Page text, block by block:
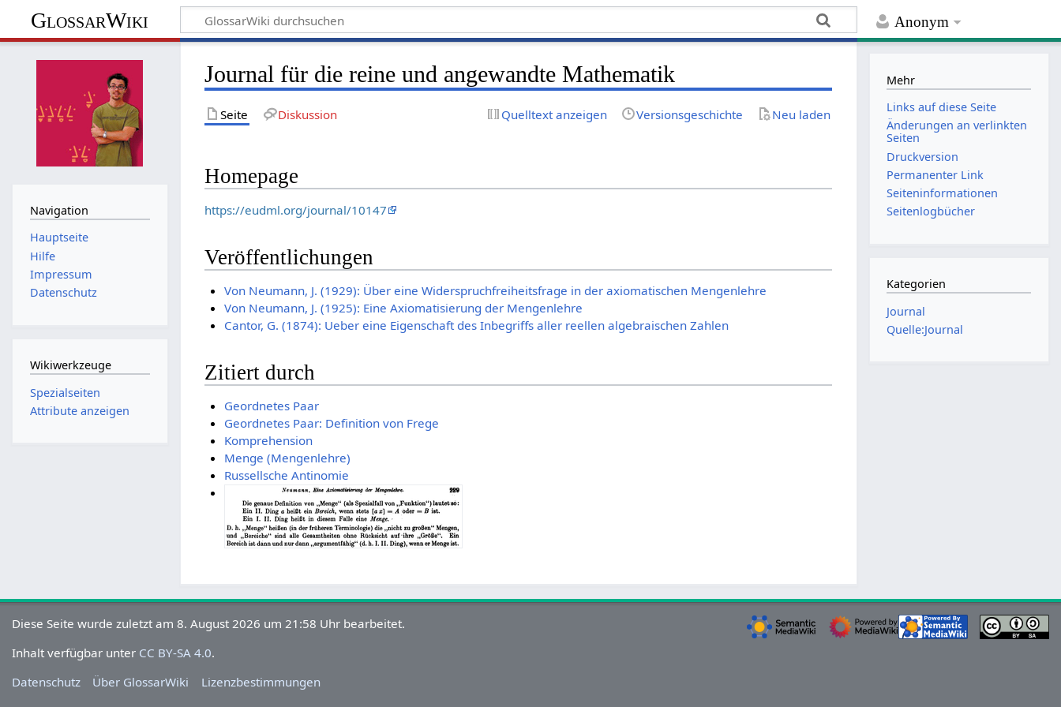
Anonym
GlossarWiki
Journal für die reine und angewandte Mathematik
Seite Diskussion Quelltext anzeigen Versionsgeschichte Neu laden
Homepage
https://eudml.org/journal/10147
Veröffentlichungen
Von Neumann, J. (1929): Über eine Widerspruchfreiheitsfrage in der axiomatischen Mengenlehre
Von Neumann, J. (1925): Eine Axiomatisierung der Mengenlehre
Cantor, G. (1874): Ueber eine Eigenschaft des Inbegriffs aller reellen algebraischen Zahlen
Zitiert durch
Geordnetes Paar
Geordnetes Paar: Definition von Frege
Komprehension
Menge (Mengenlehre)
Russellsche Antinomie
Navigation
Hauptseite
Hilfe
Impressum
Datenschutz
Wikiwerkzeuge
Spezialseiten
Attribute anzeigen
Mehr
Links auf diese Seite
Änderungen an verlinkten
Seiten
Druckversion
Permanenter Link
Seiten­­informationen
Seitenlogbücher
Kategorien
Journal
Quelle:Journal
Diese Seite wurde zuletzt am 8. August 2026 um 21:58 Uhr bearbeitet.
Inhalt verfügbar unter CC BY-SA 4.0.
Datenschutz
Über GlossarWiki Lizenzbestimmungen